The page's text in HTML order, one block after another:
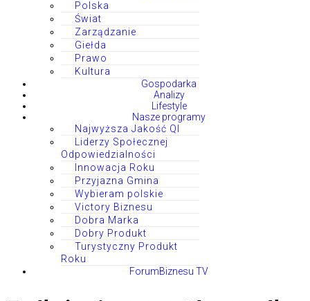
Polska
Świat
Zarządzanie
Giełda
Prawo
Kultura
Gospodarka
Analizy
Lifestyle
Nasze programy
Najwyższa Jakość QI
Liderzy Społecznej
Odpowiedzialności
Innowacja Roku
Przyjazna Gmina
Wybieram polskie
Victory Biznesu
Dobra Marka
Dobry Produkt
Turystyczny Produkt
Roku
ForumBiznesu TV